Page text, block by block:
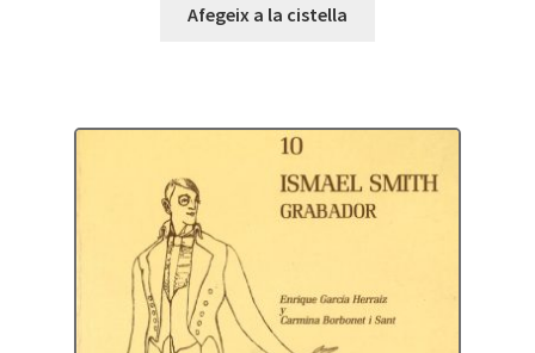
Afegeix a la cistella